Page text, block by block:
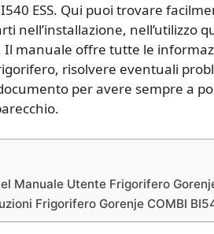
ESS. Qui puoi trovare
nell’installazione, nell’utilizzo
manuale offre tutte le
risolvere eventuali
per avere sempre a
Manuale Utente Frigorifero
Frigorifero Gorenje COMBI